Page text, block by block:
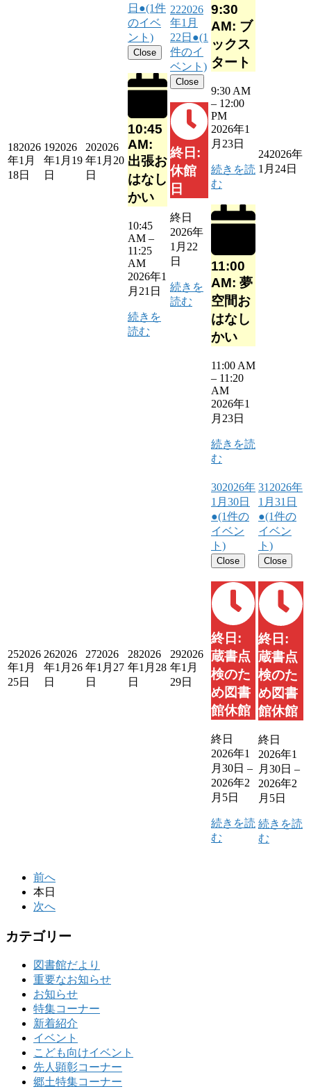
182026
年1月
18日
192026
年1月19
日
202026
年1月20
日
日 ●(1件
のイベ
ント)
Close
10:45
AM:
出張お
はなし
かい
10:45
AM –
11:25
AM
2026年1
月21日
続きを
読む
222026
年1月
22日 ●(1
件のイ
ベント)
Close
終日:
休館
日
終日
2026年
1月22
日
続きを
読む
9:30
AM: ブ
ックス
タート
9:30 AM
– 12:00
PM
2026年1
月23日
続きを読
む
11:00
AM: 夢
空間お
はなし
かい
11:00 AM
– 11:20
AM
2026年1
月23日
続きを読
む
242026年
1月24日
252026
年1月
25日
262026
年1月26
日
272026
年1月27
日
282026
年1月28
日
292026
年1月
29日
302026年
1月30日
●(1件の
イベン
ト)
Close
終日:
蔵書点
検のた
め図書
館休館
終日
2026年1
月30日 –
2026年2
月5日
続きを読
む
31 2026年
1月31日
●(1件の
イベン
ト)
Close
終日:
蔵書点
検のた
め図書
館休館
終日
2026年1
月30日 –
2026年2
月5日
続きを読
む
前へ
本日
次へ
カテゴリー
図書館だより
重要なお知らせ
お知らせ
特集コーナー
新着紹介
イベント
こども向けイベント
先人顕彰コーナー
郷土特集コーナー